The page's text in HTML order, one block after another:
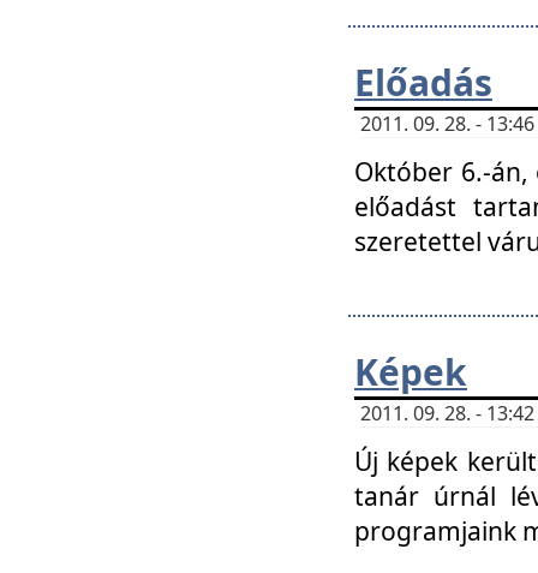
Előadás
2011. 09. 28. -
Október 6.-
előadást
szeretettel
Képek
2011. 09. 28. -
Új képek
tanár úrnál
programjaink